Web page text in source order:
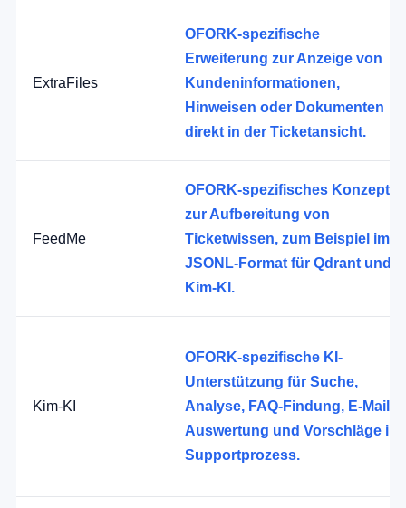
ExtraFiles
OFORK-spezifische
Erweiterung zur Anzeige von
Kundeninformationen,
Hinweisen oder Dokumenten
direkt in der Ticketansicht.
FeedMe
OFORK-spezifisches Konzept
zur Aufbereitung von
Ticketwissen, zum Beispiel im
JSONL-Format für Qdrant und
Kim-KI.
Kim-KI
OFORK-spezifische KI-
Unterstützung für Suche,
Analyse, FAQ-Findung, E-Mail-
Auswertung und Vorschläge im
Supportprozess.